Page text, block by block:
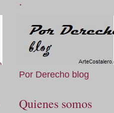
Por Derecho blog
Quienes somos